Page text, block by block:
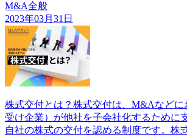
M&A全般
2023年03月31日
株式交付とは？株式交付は、M&Aなどに
受け企業）が他社を子会社化するために
自社の株式の交付を認める制度です。株